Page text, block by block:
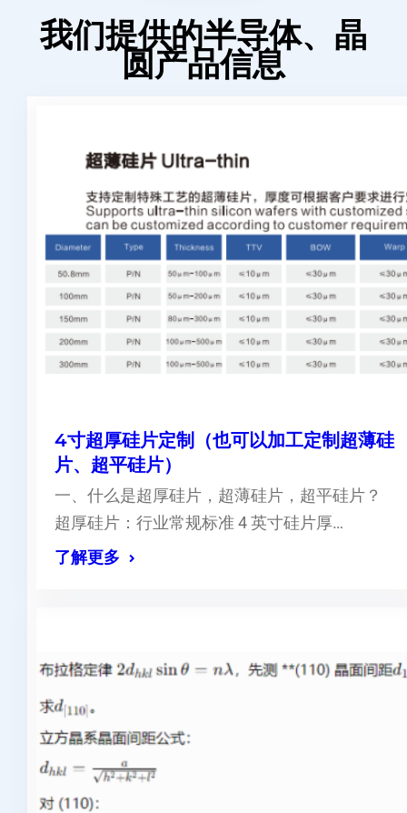
我们提供的半导体、晶
圆产品信息
4寸超厚硅片定制（也可以加工定制超薄硅
片、超平硅片）
一、什么是超厚硅片，超薄硅片，超平硅片？
超厚硅片：行业常规标准 4 英寸硅片厚…
了解更多